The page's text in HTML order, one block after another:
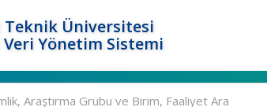
Teknik Üniversitesi
Yönetim Sistemi